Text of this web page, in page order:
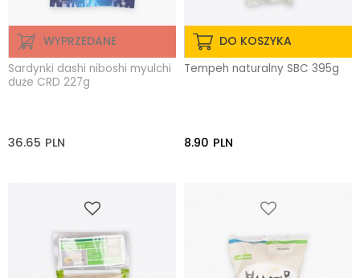
WYPRZEDANE
Sardynki dashi niboshi myulchi
duże CRD 227g
36.65 PLN
DO KOSZYKA
Tempeh naturalny SBC 395g
8.90 PLN